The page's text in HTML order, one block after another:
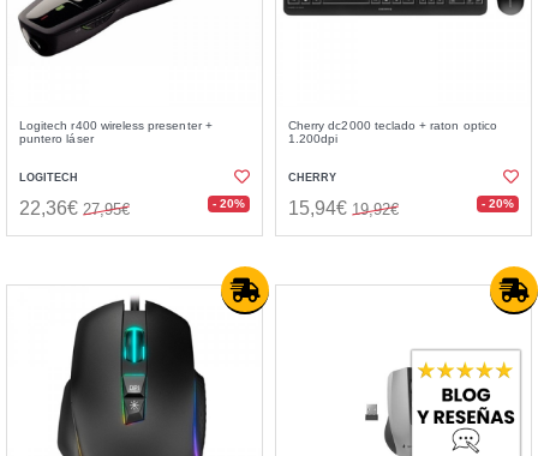
Logitech r400 wireless presenter +
puntero láser
LOGITECH
22,36€ 27,95€ - 20%
Cherry dc2000 teclado + raton optico
1.200dpi
CHERRY
15,94€ 19,92€ - 20%